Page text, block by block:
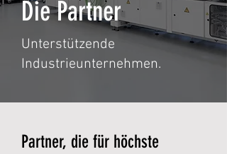
Die Partner
Unterstützende
Industrieunternehmen.
Partner, die für höchste